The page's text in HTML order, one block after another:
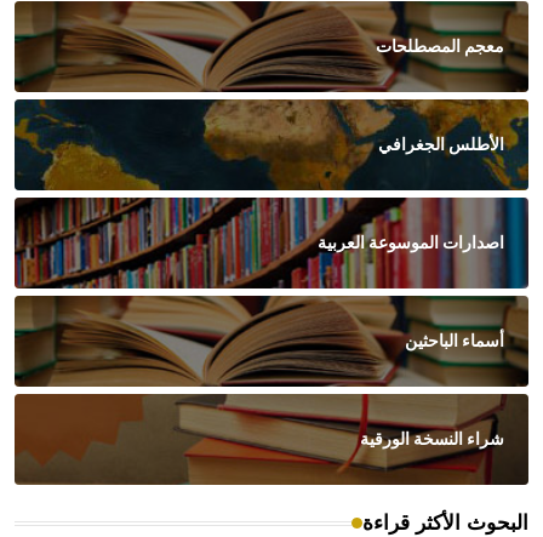
معجم المصطلحات
الأطلس الجغرافي
اصدارات الموسوعة العربية
أسماء الباحثين
شراء النسخة الورقية
البحوث الأكثر قراءة